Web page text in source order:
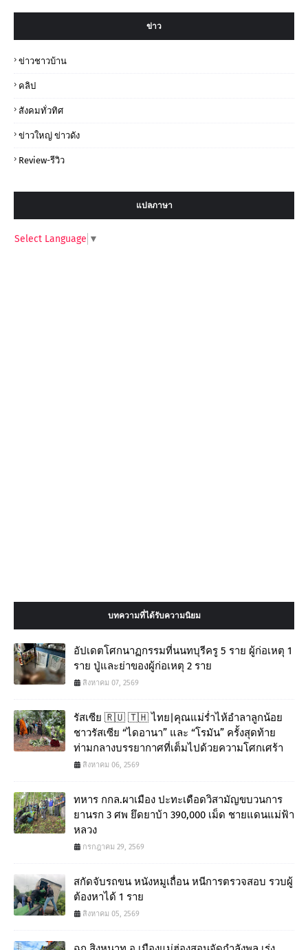
ข่าว
ข่าวชาวบ้าน
คลิป
สังคมทั่วทิศ
ข่าวใหญ่ ข่าวดัง
Review-รีวิว
แปลภาษา
Select Language ▼
บทความที่ได้รับความนิยม
อัปเดตโศกนาฏกรรมที่นนทบุรีครู 5 ราย ผู้ก่อเหตุ 1
ราย ปู่และย่าของผู้ก่อเหตุ 2 ราย
สิงหาคม 07, 2569
รัสเซีย 🇷🇺 🇹🇭 ไทย|คุณแม่ร่ำไห้อำลาลูกน้อย
ชาวรัสเซีย “ไดอานา” และ “โรมัน” ครั้งสุดท้าย
ท่ามกลางบรรยากาศที่เต็มไปด้วยความโศกเศร้า
สิงหาคม 06, 2569
ทหาร กกล.ผาเมือง ปะทะเดือดวิสามัญขบวนการ
ยานรก 3 ศพ ยึดยาบ้า 390,000 เม็ด ชายแดนแม่ฟ้า
หลวง
กรกฎาคม 29, 2569
สกัดจับรถขน หนังหมูเถื่อน หนีการตรวจสอบ รวบผู้
ต้องหาได้ 1 ราย
สิงหาคม 05, 2569